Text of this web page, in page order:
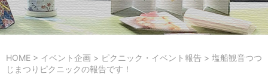
HOME > イベント企画 > ピクニック・イベント報告 > 塩船観音つつ
じまつりピクニックの報告です！